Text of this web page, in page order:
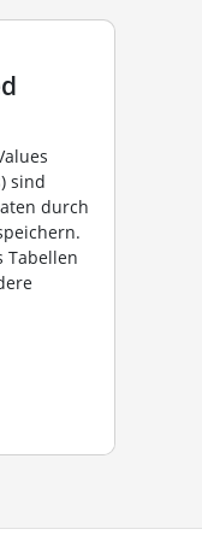
sind
durch
Tabellen